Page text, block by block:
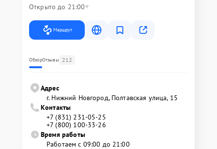
Открыто до 21:00
Маршрут
ОбзорОтзывы 212
Адрес
г. Нижний Новгород, Полтавская улица, 15
Контакты
+7 (831) 231-05-25
+7 (800) 100-33-26
Время работы
Работаем с 09:00 до 21:00